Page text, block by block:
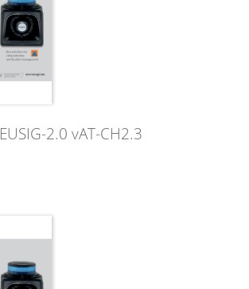
EUSIG-2.0 vAT-CH2.3